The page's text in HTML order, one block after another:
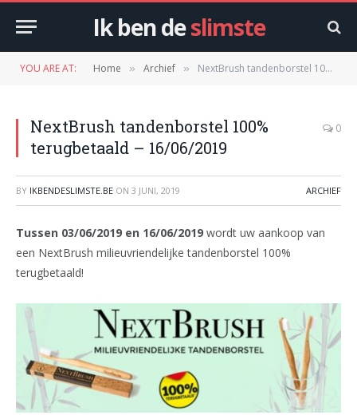
Ik ben deslimste
YOU ARE AT: Home » Archief » NextBrush tandenborstel 100% terugbetaald – 16/06/2019
NextBrush tandenborstel 100%
terugbetaald – 16/06/2019
0
BY IKBENDESLIMSTE.BE ON 3 JUNI, 2019 ARCHIEF
Tussen 03/06/2019 en 16/06/2019 wordt uw aankoop van
een NextBrush milieuvriendelijke tandenborstel 100%
terugbetaald!